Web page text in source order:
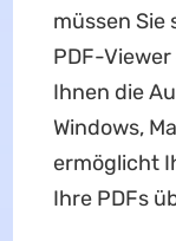
müssen Sie
PDF-
Ihnen die
Windows,
ermöglicht
Ihre PDFs